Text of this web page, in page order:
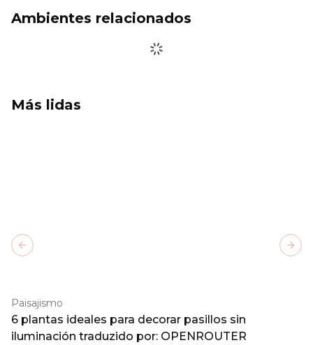
Ambientes relacionados
Más lidas
Paisajismo
6 plantas ideales para decorar pasillos sin
iluminación traduzido por: OPENROUTER
Previous slide